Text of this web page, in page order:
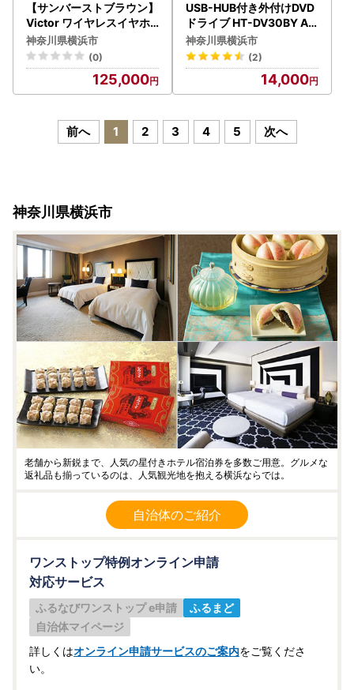
【サンバーストブラウン】
Victor ワイヤレスイヤホ
ン HA-FW5000T 木の振
動板 WOODシリーズ AJZ
0015VC01
神奈川県横浜市
(0)
125,000
USB-HUB付き外付けDVD
ドライブ HT-DV30BY AO
P0014
神奈川県横浜市
(2)
14,000
前へ 1 2 3 4 5 次へ
神奈川県横浜市
老舗から新鋭まで、人気の星付きホテル宿泊券を多数ご用意。グルメな
返礼品も揃っているのは、人気観光地を抱える横浜ならでは。
自治体のご紹介
ワンストップ特例オンライン申請
対応サービス
ふるなびワンストップ e申請
ふるまど
自治体マイページ
詳しくはオンライン申請サービスのご案内をご覧くださ
い。